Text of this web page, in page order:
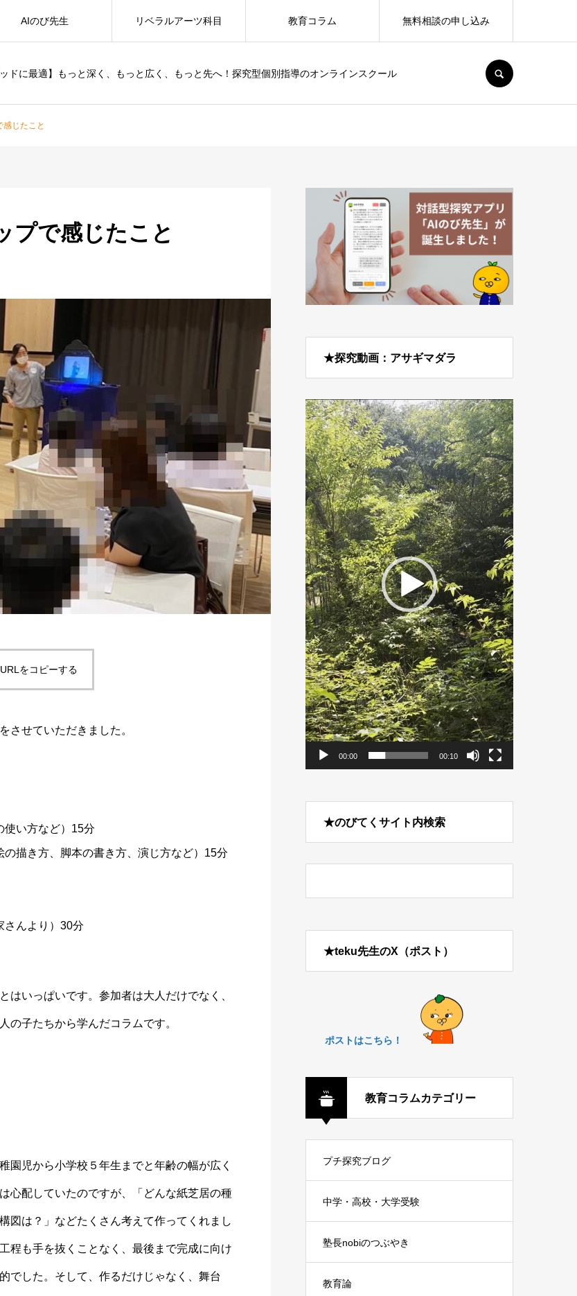
ッドに最適】もっと深く、もっと広く、もっと先へ！探究型個別指導のオンラインスクール
AIのび先生 リベラルアーツ科目 教育コラム 無料相談の申し込み
感じたこと
プで感じたこと
をコピーする
させていただきました。
い方など）15分
描き方、脚本の書き方、演じ方など）15分
さんより）30分
はいっぱいです。参加者は大人だけでなく、
の子たちから学んだコラムです。
園児から小学校５年生までと年齢の幅が広く
心配していたのですが、「どんな紙芝居の種
図は？」などたくさん考えて作ってくれまし
程も手を抜くことなく、最後まで完成に向け
でした。そして、作るだけじゃなく、舞台
★探究動画：アサギマダラ
動
画
プ
レ
ー
ヤ
ー
00:00 00:10
★のびてくサイト内検索
★teku先生のX（ポスト）
ポストはこちら！
教育コラムカテゴリー
プチ探究ブログ
中学・高校・大学受験
塾長nobiのつぶやき
教育論